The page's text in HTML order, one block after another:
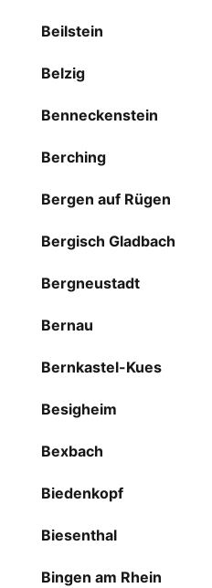
Beilstein
Belzig
Benneckenstein
Berching
Bergen auf Rügen
Bergisch Gladbach
Bergneustadt
Bernau
Bernkastel-Kues
Besigheim
Bexbach
Biedenkopf
Biesenthal
Bingen am Rhein